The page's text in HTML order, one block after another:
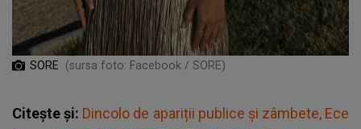
SORE (sursa foto: Facebook / SORE)
Citește și: Dincolo de apariții publice și zâmbete, Ece